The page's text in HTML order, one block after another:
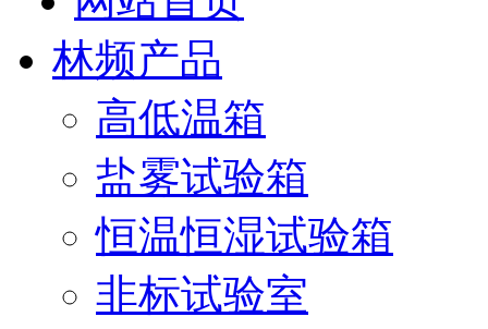
林频产品
高低温箱
盐雾试验箱
恒温恒湿试验箱
非标试验室